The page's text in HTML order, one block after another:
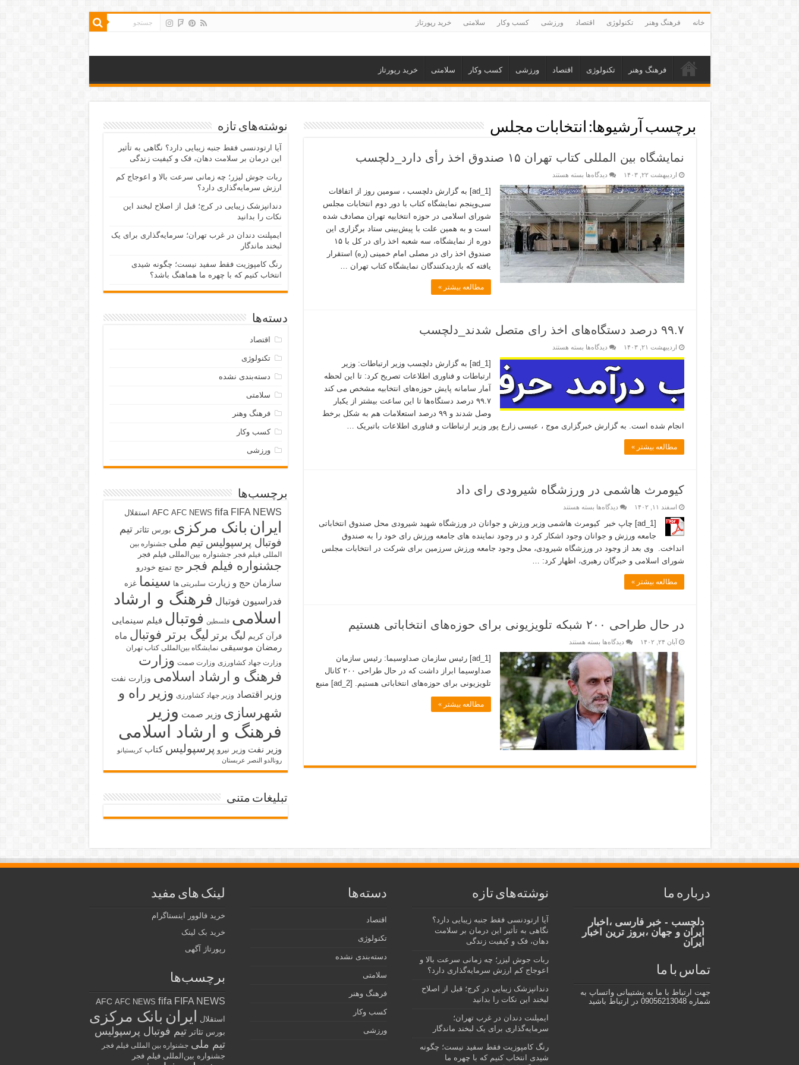
خانه فرهنگ وهنر تکنولوژی اقتصاد ورزشی کسب وکار سلامتی خرید رپورتاز
فرهنگ وهنر تکنولوژی اقتصاد ورزشی کسب وکار سلامتی خرید رپورتاز
برچسب آرشیوها: انتخابات مجلس
نمایشگاه بین المللی کتاب تهران ۱۵ صندوق اخذ رأی دارد_دلچسب
اردیبهشت ۲۲, ۱۴۰۳ دیدگاه‌ها بسته هستند
[ad_1] به گزارش دلچسب ، سومین روز از اتفاقات
سی‌وپنجم نمایشگاه کتاب با دور دوم انتخابات مجلس
شورای اسلامی در حوزه انتخابیه تهران مصادف شده
است و به همین علت با پیش‌بینی ستاد برگزاری این
دوره از نمایشگاه، سه شعبه اخذ رای در کل با ۱۵
صندوق اخذ رای در مصلی امام خمینی (ره) استقرار
یافته که بازدیدکنندگان نمایشگاه کتاب تهران …
مطالعه بیشتر »
۹۹.۷ درصد دستگاه‌های اخذ رای متصل شدند_دلچسب
اردیبهشت ۲۱, ۱۴۰۳ دیدگاه‌ها بسته هستند
[ad_1] به گزارش دلچسب وزیر ارتباطات: وزیر
ارتباطات و فناوری اطلاعات تصریح کرد: تا این لحظه
آمار سامانه پایش حوزه‌های انتخابیه مشخص می کند
۹۹.۷ درصد دستگاه‌ها تا این ساعت بیشتر از یکبار
وصل شدند و ۹۹ درصد استعلامات هم به شکل برخط
انجام شده است. به گزارش خبرگزاری موج ، عیسی زارع پور وزیر ارتباطات و فناوری اطلاعات باتبریک …
مطالعه بیشتر »
کیومرث هاشمی در ورزشگاه شیرودی رای داد
اسفند ۱۱, ۱۴۰۲ دیدگاه‌ها بسته هستند
[ad_1] چاپ خبر کیومرث هاشمی وزیر ورزش و جوانان در ورزشگاه شهید شیرودی محل صندوق انتخاباتی
جامعه ورزش و جوانان وجود اشکار کرد و در وجود نماینده های جامعه ورزش رای خود را به صندوق
انداخت. وی بعد از وجود در ورزشگاه شیرودی، محل وجود جامعه ورزش سرزمین برای شرکت در انتخابات مجلس
شورای اسلامی و خبرگان رهبری، اظهار کرد: …
مطالعه بیشتر »
در حال طراحی ۲۰۰ شبکه تلویزیونی برای حوزه‌های انتخاباتی هستیم
آبان ۲۴, ۱۴۰۲ دیدگاه‌ها بسته هستند
[ad_1] رئیس سازمان صداوسیما: رئیس سازمان
صداوسیما ابراز داشت که در حال طراحی ۲۰۰ کانال
تلویزیونی برای حوزه‌های انتخاباتی هستیم. [ad_2] منبع
مطالعه بیشتر »
نوشته‌های تازه
آیا ارتودنسی فقط جنبه زیبایی دارد؟ نگاهی به تأثیر
این درمان بر سلامت دهان، فک و کیفیت زندگی
ربات جوش لیزر؛ چه زمانی سرعت بالا و اعوجاج کم
ارزش سرمایه‌گذاری دارد؟
دندانپزشک زیبایی در کرج؛ قبل از اصلاح لبخند این
نکات را بدانید
ایمپلنت دندان در غرب تهران؛ سرمایه‌گذاری برای یک
لبخند ماندگار
رنگ کامپوزیت فقط سفید نیست؛ چگونه شیدی
انتخاب کنیم که با چهره ما هماهنگ باشد؟
دسته‌ها
اقتصاد
تکنولوژی
دسته‌بندی نشده
سلامتی
فرهنگ وهنر
کسب وکار
ورزشی
برچسب‌ها
AFC AFC NEWS fifa FIFA NEWS استقلال
ایران بانک مرکزی بورس تئاتر تیم
فوتبال پرسپولیس تیم ملی جشنواره بین
المللی فیلم فجر جشنواره بین‌المللی فیلم فجر
جشنواره فیلم فجر حج تمتع خودرو
سازمان حج و زیارت سلبریتی ها سینما غزه
فدراسیون فوتبال فرهنگ و ارشاد
اسلامی فلسطین فوتبال فیلم سینمایی
قرآن کریم لیگ برتر لیگ برتر فوتبال ماه
رمضان موسیقی نمایشگاه بین‌المللی کتاب تهران
وزارت جهاد کشاورزی وزارت صمت وزارت
فرهنگ و ارشاد اسلامی وزارت نفت
وزیر اقتصاد وزیر جهاد کشاورزی وزیر راه و
شهرسازی وزیر صمت وزیر
فرهنگ و ارشاد اسلامی
وزیر نفت وزیر نیرو پرسپولیس کتاب کریستیانو
رونالدو النصر عربستان
تبلیغات متنی
درباره ما
دلچسب - خبر فارسی ،اخبار
ایران و جهان ،بروز ترین اخبار
ایران
تماس با ما
جهت ارتباط با ما به پشتیبانی واتساپ به
شماره 09056213048 در ارتباط باشید
نوشته‌های تازه
آیا ارتودنسی فقط جنبه زیبایی دارد؟
نگاهی به تأثیر این درمان بر سلامت
دهان، فک و کیفیت زندگی
ربات جوش لیزر؛ چه زمانی سرعت بالا و
اعوجاج کم ارزش سرمایه‌گذاری دارد؟
دندانپزشک زیبایی در کرج؛ قبل از اصلاح
لبخند این نکات را بدانید
ایمپلنت دندان در غرب تهران؛
سرمایه‌گذاری برای یک لبخند ماندگار
رنگ کامپوزیت فقط سفید نیست؛ چگونه
شیدی انتخاب کنیم که با چهره ما
دسته‌ها
اقتصاد
تکنولوژی
دسته‌بندی نشده
سلامتی
فرهنگ وهنر
کسب وکار
ورزشی
لینک های مفید
خرید فالوور اینستاگرام
خرید بک لینک
رپورتاژ آگهی
برچسب‌ها
AFC AFC NEWS fifa FIFA NEWS
استقلال ایران بانک مرکزی
بورس تئاتر تیم فوتبال پرسپولیس
تیم ملی جشنواره بین المللی فیلم فجر
جشنواره بین‌المللی فیلم فجر